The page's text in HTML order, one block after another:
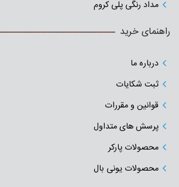
مداد رنگی پلی کروم
راهنمای خرید
درباره ما
ثبت شکایات
قوانین و مقررات
پرسش های متداول
محصولات پارکر
محصولات یونی بال